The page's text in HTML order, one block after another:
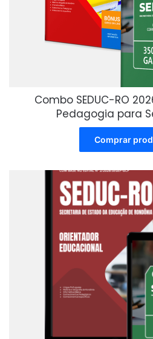
Combo SEDUC-RO
Pedagogia para
Comprar